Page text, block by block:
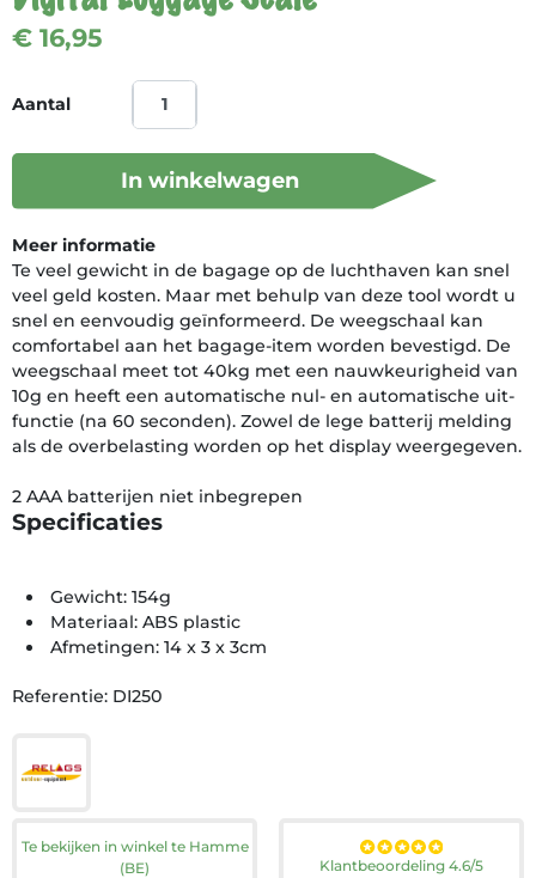
€ 16,95
Aantal
In winkelwagen
Meer informatie
Te veel gewicht in de bagage op de luchthaven kan snel
veel geld kosten. Maar met behulp van deze tool wordt u
snel en eenvoudig geïnformeerd. De weegschaal kan
comfortabel aan het bagage-item worden bevestigd. De
weegschaal meet tot 40kg met een nauwkeurigheid van
10g en heeft een automatische nul- en automatische uit-
functie (na 60 seconden). Zowel de lege batterij melding
als de overbelasting worden op het display weergegeven.
2 AAA batterijen niet inbegrepen
Specificaties
Gewicht: 154g
Materiaal: ABS plastic
Afmetingen: 14 x 3 x 3cm
Referentie: DI250
Te bekijken in winkel te Hamme
(BE)
Klantbeoordeling 4.6/5